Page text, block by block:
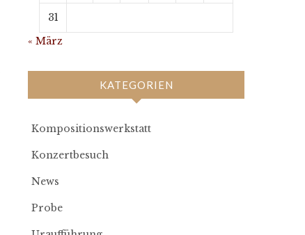
31
« März
KATEGORIEN
Kompositionswerkstatt
Konzertbesuch
News
Probe